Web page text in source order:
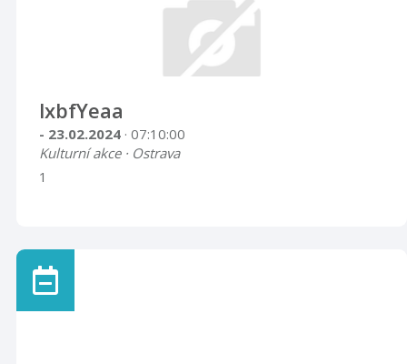
lxbfYeaa
- 23.02.2024 · 07:10:00
Kulturní akce · Ostrava
1